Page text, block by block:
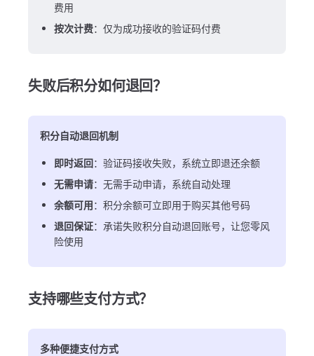
费用
按次计费：仅为成功接收的验证码付费
失败后积分如何退回？
积分自动退回机制
即时返回：验证码接收失败，系统立即退还余额
无需申请：无需手动申请，系统自动处理
余额可用：积分余额可立即用于购买其他号码
退回保证：承诺失败积分自动退回账号，让您零风
险使用
支持哪些支付方式？
多种便捷支付方式